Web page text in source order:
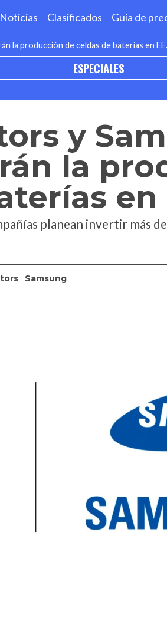
Noticias Clasificados Guía de
la producción de celdas de baterías en
ESPECIALES
y
la
en
planean invertir más
Samsung